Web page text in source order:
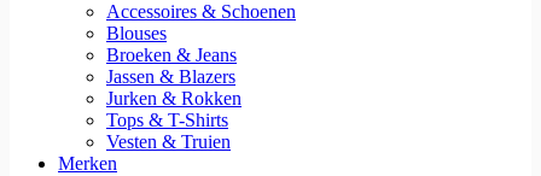
Accessoires & Schoenen
Blouses
Broeken & Jeans
Jassen & Blazers
Jurken & Rokken
Tops & T-Shirts
Vesten & Truien
Merken